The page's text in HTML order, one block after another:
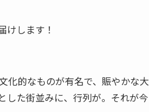
けします！
化的なものが有名で、賑やかな大
した街並みに、行列が。それが今